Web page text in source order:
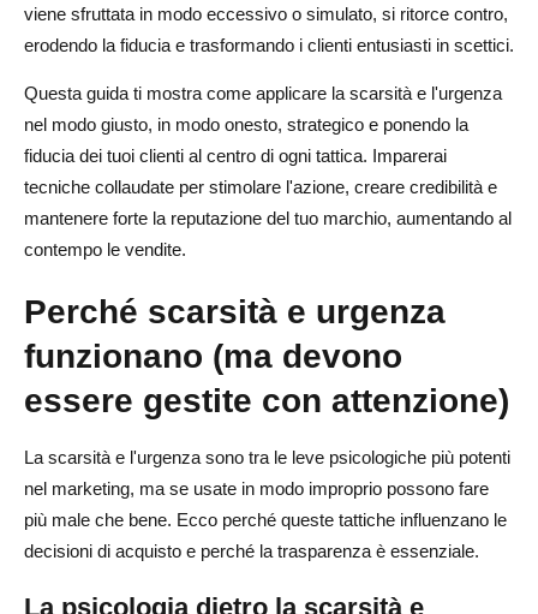
Supremo
Scarcity Marketing è adatto a tutti i negozi di
dropshipping?
I vantaggi del marketing etico per la scarsità
I rischi di un uso improprio
Il percorso sostenibile
Conclusione
Domande frequenti sul dropshipping Scarcity Marketing
Cos'è il marketing sulla scarsità del dropshipping?
Come posso utilizzare l'urgenza senza ingannare i
clienti?
Quali tattiche di scarsità funzionano meglio nel
viene sfruttata in modo eccessivo o simulato, si ritorce contro,
erodendo la fiducia e trasformando i clienti entusiasti in scettici.
Questa guida ti mostra come applicare la scarsità e l'urgenza
nel modo giusto, in modo onesto, strategico e ponendo la
fiducia dei tuoi clienti al centro di ogni tattica. Imparerai
tecniche collaudate per stimolare l'azione, creare credibilità e
mantenere forte la reputazione del tuo marchio, aumentando al
contempo le vendite.
Perché scarsità e urgenza
funzionano (ma devono
essere gestite con attenzione)
La scarsità e l'urgenza sono tra le leve psicologiche più potenti
nel marketing, ma se usate in modo improprio possono fare
più male che bene. Ecco perché queste tattiche influenzano le
decisioni di acquisto e perché la trasparenza è essenziale.
La psicologia dietro la scarsità e